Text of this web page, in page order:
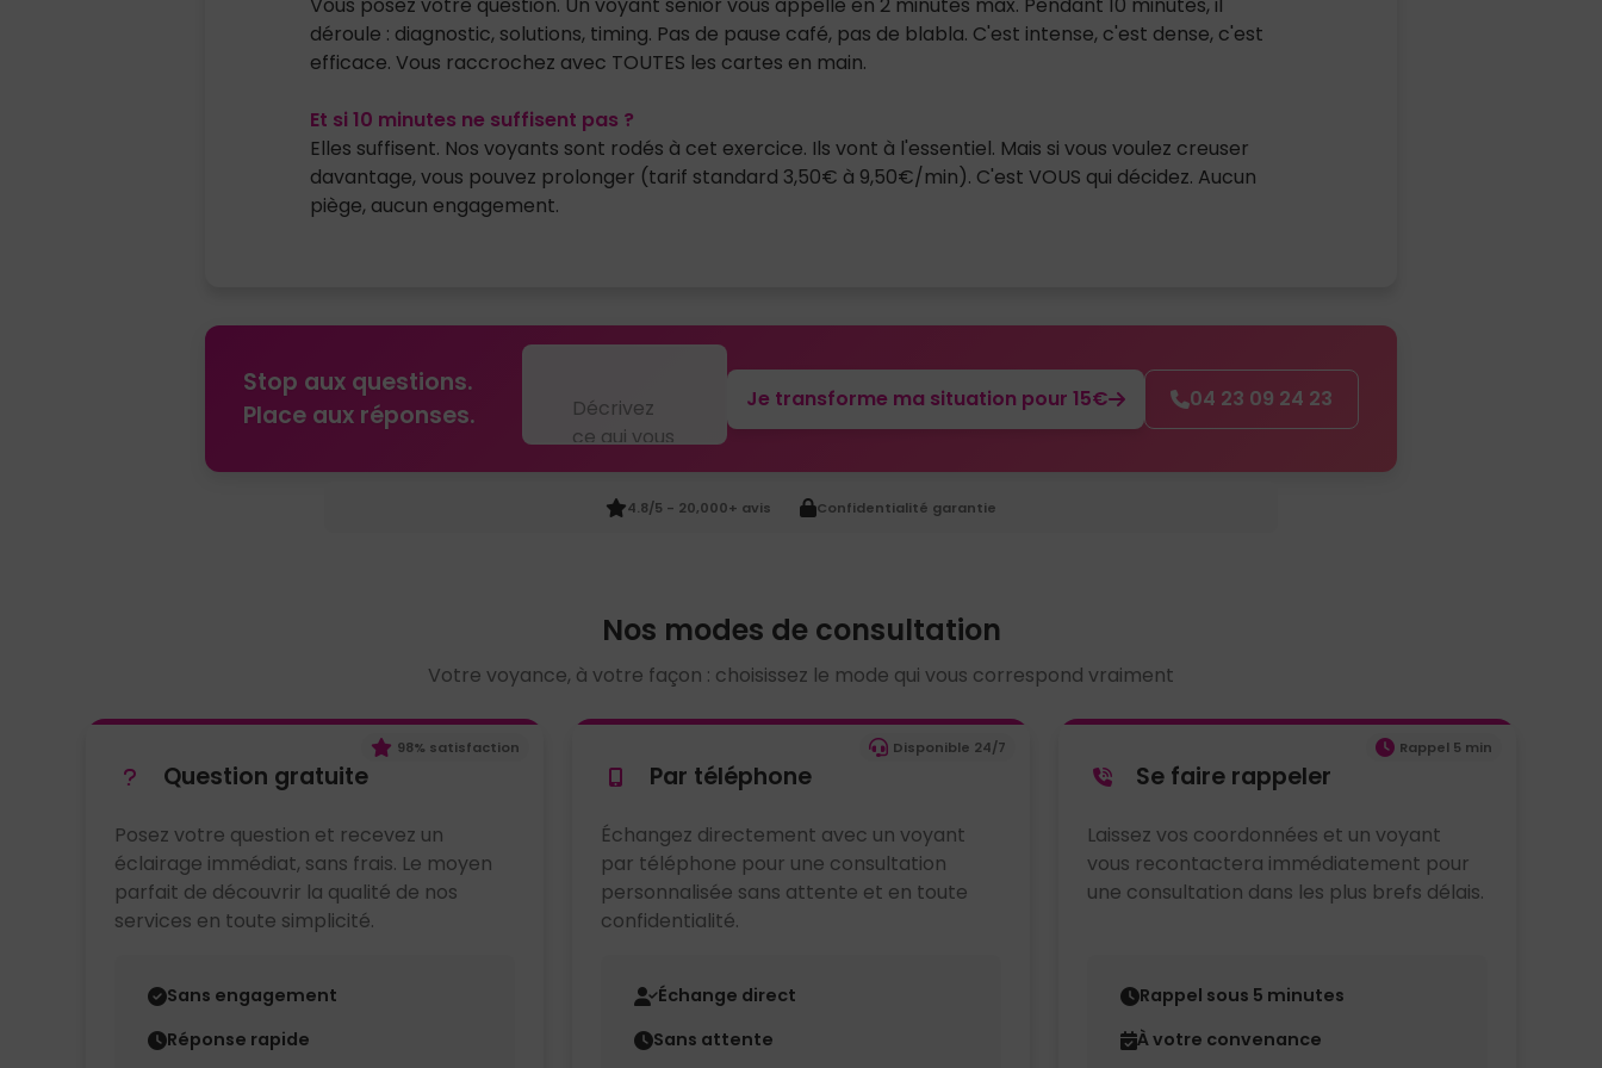
Vous posez votre question. Un voyant senior vous appelle en 2 minutes max. Pendant 10 minutes, il
déroule : diagnostic, solutions, timing. Pas de pause café, pas de blabla. C'est intense, c'est dense, c'est
efficace. Vous raccrochez avec TOUTES les cartes en main.
Et si 10 minutes ne suffisent pas ?
Elles suffisent. Nos voyants sont rodés à cet exercice. Ils vont à l'essentiel. Mais si vous voulez creuser
davantage, vous pouvez prolonger (tarif standard 3,50€ à 9,50€/min). C'est VOUS qui décidez. Aucun
piège, aucun engagement.
Stop aux questions.
Place aux réponses.
Je transforme ma situation pour 15€ 04 23 09 24 23
Yessir?
4.8/5 - 20,000+ avis Confidentialité garantie
Nos modes de consultation
Votre voyance, à votre façon : choisissez le mode qui vous correspond vraiment
Question gratuite
Posez votre question et recevez un
éclairage immédiat, sans frais. Le moyen
parfait de découvrir la qualité de nos
services en toute simplicité.
Sans engagement
Réponse rapide
98% satisfaction
Par téléphone
Échangez directement avec un voyant
par téléphone pour une consultation
personnalisée sans attente et en toute
confidentialité.
Échange direct
Sans attente
Disponible 24/7
Se faire rappeler
Laissez vos coordonnées et un voyant
vous recontactera immédiatement pour
une consultation dans les plus brefs délais.
Rappel sous 5 minutes
À votre convenance
Rappel 5 min